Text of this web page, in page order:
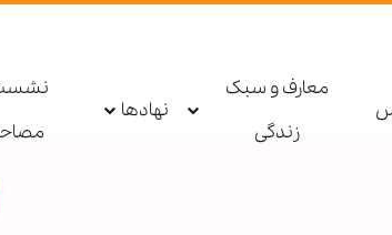
معارف و سبک
زندگی
نهادها